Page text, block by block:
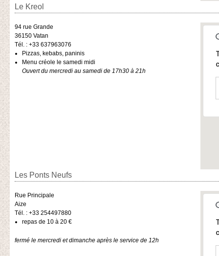
Le Kreol
94 rue Grande
36150 Vatan
Tél. : +33 637963076
​Pizzas, kebabs, paninis
Menu créole le samedi midi
Ouvert du mercredi au samedi de 17h30 à 21h
Les Ponts Neufs
Rue Principale
Aize
Tél. : +33 254497880
repas de 10 à 20 €
fermé le mercredi et dimanche après le service de 12h